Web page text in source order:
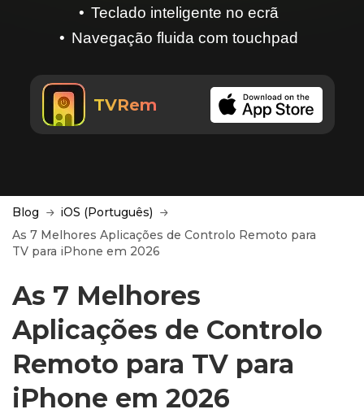
Teclado inteligente no ecrã
Navegação fluida com touchpad
TVRem
Blog
iOS (Português)
As 7 Melhores Aplicações de Controlo Remoto para
TV para iPhone em 2026
As 7 Melhores
Aplicações de Controlo
Remoto para TV para
iPhone em 2026